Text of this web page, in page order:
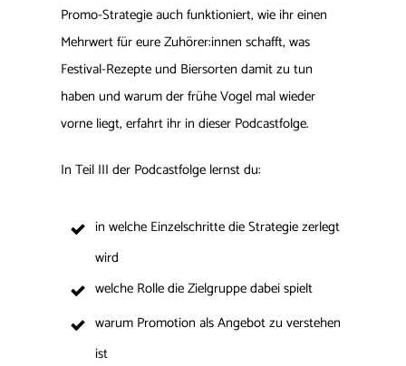
Promo-Strategie auch funktioniert, wie ihr einen
Mehrwert für eure Zuhörer:innen schafft, was
Festival-Rezepte und Biersorten damit zu tun
haben und warum der frühe Vogel mal wieder
vorne liegt, erfahrt ihr in dieser Podcastfolge.
In Teil III der Podcastfolge lernst du:
in welche Einzelschritte die Strategie zerlegt
wird
welche Rolle die Zielgruppe dabei spielt
warum Promotion als Angebot zu verstehen
ist